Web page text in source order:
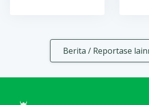
Berita / Reportase